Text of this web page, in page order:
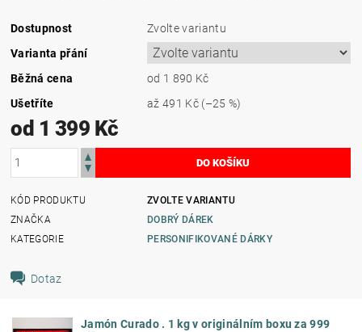
Dostupnost
Zvolte variantu
Varianta přání
Běžná cena
od 1 890 Kč
Ušetříte
až491 Kč (–25 %)
od 1 399 Kč
KÓD PRODUKTU
ZVOLTE VARIANTU
ZNAČKA
DOBRÝ DÁREK
KATEGORIE
PERSONIFIKOVANÉ DÁRKY
Dotaz
Jamón Curado . 1 kg v originálním boxu za 999